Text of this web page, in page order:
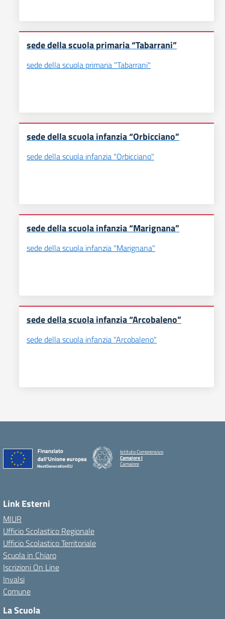
sede della scuola primaria “Tabarrani”
sede della scuola primaria "Tabarrani"
sede della scuola infanzia “Orbicciano”
sede della scuola infanzia "Orbicciano"
sede della scuola infanzia “Marignana”
sede della scuola infanzia "Marignana"
sede della scuola infanzia “Arcobaleno”
sede della scuola infanzia "Arcobaleno"
Istituto Comprensivo
Camaiore I
Camaiore
Link Esterni
MIUR
Ufficio Scolastico Regionale
Ufficio Scolastico Territoriale
Scuola in Chiaro
Iscrizioni On Line
Invalsi
Comune
La Scuola